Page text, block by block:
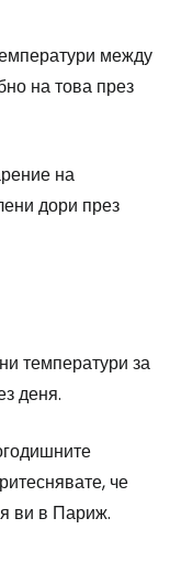
между
на това през
на
дори през
температури за
деня.
че
ви в Париж.